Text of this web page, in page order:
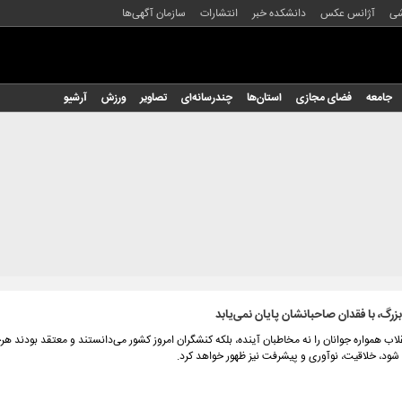
آژانس عکس دانشکده خبر انتشارات سازمان آگهی‌ها
جامعه فضای مجازی استان‌ها چندرسانه‌ای تصاویر ورزش آرشیو
با فقدان صاحبانشان پایان نمی‌یابد
همواره جوانان را نه مخاطبان آینده، بلکه کنشگران امروز کشور می‌دانستند و معتقد بودند
شود، خلاقیت، نوآوری و پیشرفت نیز ظهور خواهد کرد.